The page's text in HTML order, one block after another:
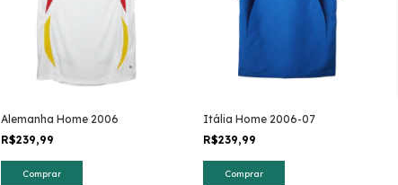
Alemanha Home 2006
R$239,99
Comprar
Itália Home 2006-07
R$239,99
Comprar